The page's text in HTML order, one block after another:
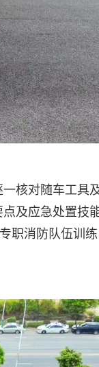
核对随车工具
及应急处置技
职消防队伍训